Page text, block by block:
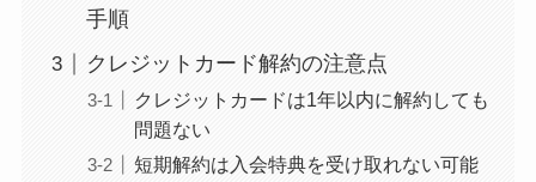
ユンス美容液の解約
らない時の裏ワザ
手順
クレジットカード解約の注意点
クレジットカードは1年以内に解約しても
問題ない
短期解約は入会特典を受け取れない可能